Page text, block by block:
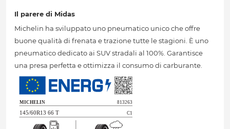
Il parere di Midas
Michelin ha sviluppato uno pneumatico unico che offre
buone qualità di frenata e trazione tutte le stagioni. È uno
pneumatico dedicato ai SUV stradali al 100%. Garantisce
una presa perfetta e ottimizza il consumo di carburante.